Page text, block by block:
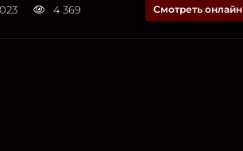
4 369 Смотреть онлайн